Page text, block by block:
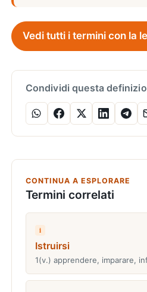
Vedi tutti i termini con la
Condividi questa
CONTINUA A ESPLORARE
Termini correlati
i
Istruirsi
1(v.) apprendere, imparare,